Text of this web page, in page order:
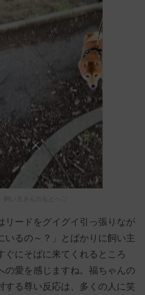
飼い主さんのもとへ♡
リードをグイグイ引っ張りなが
いるの～？」とばかりに飼い主
ぐにそばに来てくれるところ
の愛を感じますね。福ちゃんの
する尊い反応は、多くの人に笑